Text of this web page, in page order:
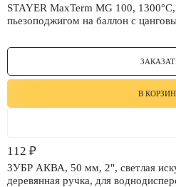
STAYER MaxTerm MG 100, 1300°C, газовая горелка с
пьезоподжигом на баллон с
В
112 ₽
ЗУБР АКВА, 50 мм, 2", светлая искусственная щетина,
деревянная ручка, для